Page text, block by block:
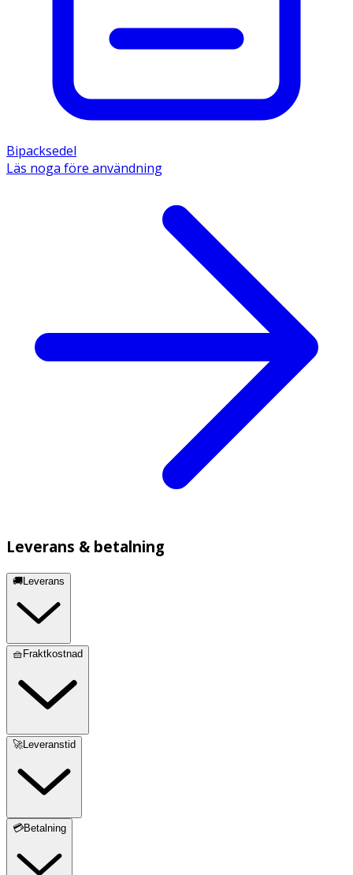
Bipacksedel
Läs noga före användning
Leverans & betalning
🚚Leverans
🧺Fraktkostnad
🚀Leveranstid
💳Betalning